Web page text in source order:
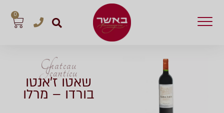
0
Chateau
Jeantieu
שאטו ז’אנטו
בורדו – מרלו